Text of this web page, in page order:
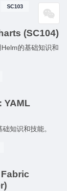
SC103
(SC104)
的基础知识和
YAML
知识和技能。